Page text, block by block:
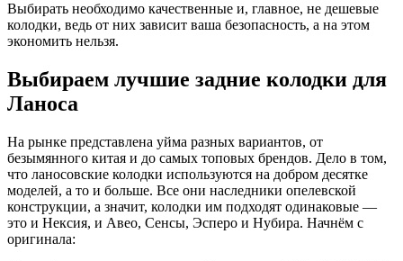
Выбирать необходимо качественные и, главное, не дешевые
колодки, ведь от них зависит ваша безопасность, а на этом
экономить нельзя.
Выбираем лучшие задние колодки для
Ланоса
На рынке представлена уйма разных вариантов, от
безымянного китая и до самых топовых брендов. Дело в том,
что ланосовские колодки используются на добром десятке
моделей, а то и больше. Все они наследники опелевской
конструкции, а значит, колодки им подходят одинаковые —
это и Нексия, и Авео, Сенсы, Эсперо и Нубира. Начнём с
оригинала: